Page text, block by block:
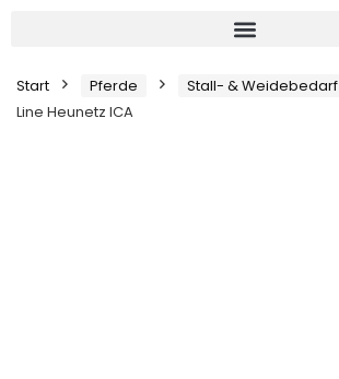
Start Pferde Stall- & Weidebedarf
Line Heunetz ICA